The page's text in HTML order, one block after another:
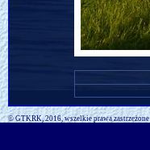
© GTKRK, 2016, wszelkie prawa zastrzeżone